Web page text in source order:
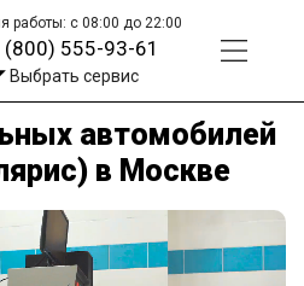
работы: с 08:00 до 22:00
(800) 555-93-61
Выбрать сервис
автомобилей
в Москве